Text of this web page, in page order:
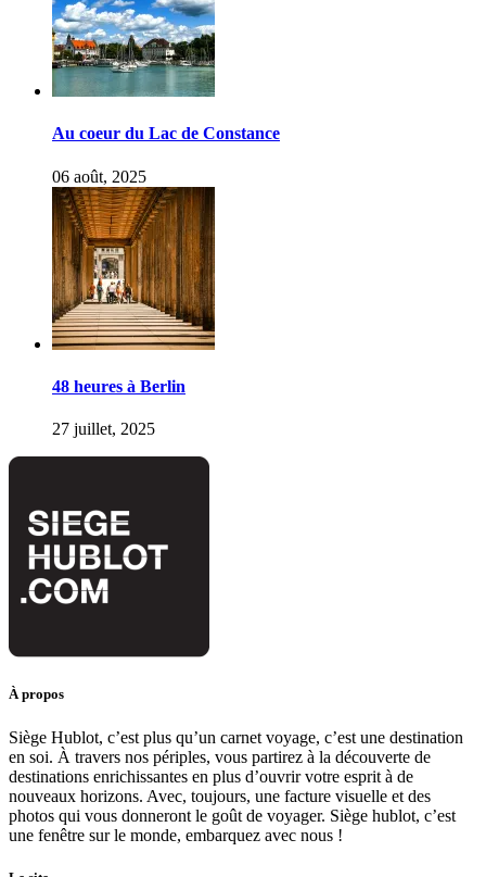
Au coeur du Lac de Constance
06 août, 2025
48 heures à Berlin
27 juillet, 2025
À propos
Siège Hublot, c’est plus qu’un carnet voyage, c’est une destination
en soi. À travers nos périples, vous partirez à la découverte de
destinations enrichissantes en plus d’ouvrir votre esprit à de
nouveaux horizons. Avec, toujours, une facture visuelle et des
photos qui vous donneront le goût de voyager. Siège hublot, c’est
une fenêtre sur le monde, embarquez avec nous !